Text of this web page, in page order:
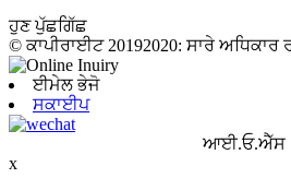
ਹੁਣ ਪੁੱਛਗਿੱਛ
© ਕਾਪੀਰਾਈਟ 20192020: ਸਾਰੇ ਅਧਿਕਾਰ
ਈਮੇਲ ਭੇਜੋ
ਸਕਾਈਪ
ਆਈ.ਓ.ਐੱਸ
x